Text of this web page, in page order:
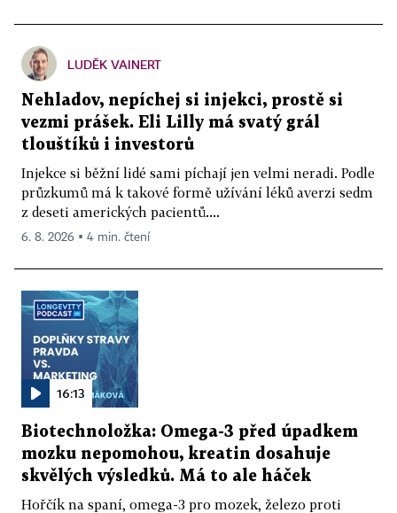
LUDĚK VAINERT
Nehladov, nepíchej si injekci, prostě si
vezmi prášek. Eli Lilly má svatý grál
tlouštíků i investorů
Injekce si běžní lidé sami píchají jen velmi neradi. Podle
průzkumů má k takové formě užívání léků averzi sedm
z deseti amerických pacientů....
6. 8. 2026 ▪ 4 min. čtení
16:13
Biotechnoložka: Omega-3 před úpadkem
mozku nepomohou, kreatin dosahuje
skvělých výsledků. Má to ale háček
Hořčík na spaní, omega-3 pro mozek, železo proti